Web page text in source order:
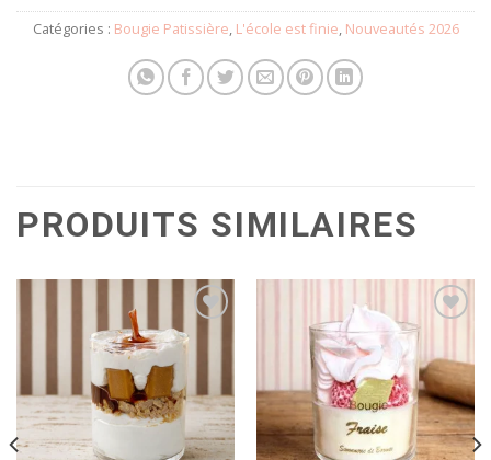
Catégories : Bougie Patissière, L'école est finie, Nouveautés 2026
PRODUITS SIMILAIRES
wishlist
Ajouter
à la
wishlist